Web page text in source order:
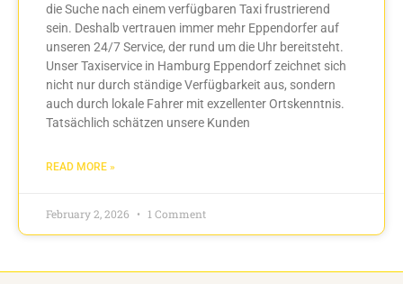
die Suche nach einem verfügbaren Taxi frustrierend
sein. Deshalb vertrauen immer mehr Eppendorfer auf
unseren 24/7 Service, der rund um die Uhr bereitsteht.
Unser Taxiservice in Hamburg Eppendorf zeichnet sich
nicht nur durch ständige Verfügbarkeit aus, sondern
auch durch lokale Fahrer mit exzellenter Ortskenntnis.
Tatsächlich schätzen unsere Kunden
READ MORE »
February 2, 2026 1 Comment